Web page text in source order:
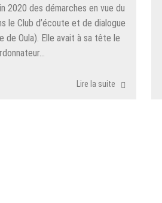
2020 des démarches en vue du
le Club d’écoute et de dialogue
de Oula). Elle avait à sa tête le
Lire la suite